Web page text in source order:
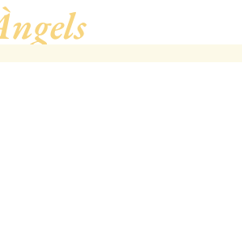
, de